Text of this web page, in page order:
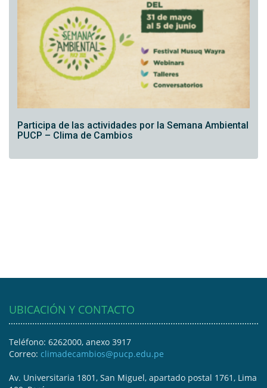
Participa de las actividades por la Semana Ambiental
PUCP – Clima de Cambios
UBICACIÓN Y CONTACTO
Teléfono: 6262000, anexo 3917
Correo: climadecambios@pucp.edu.pe
Av. Universitaria 1801, San Miguel, apartado postal 1761, Lima